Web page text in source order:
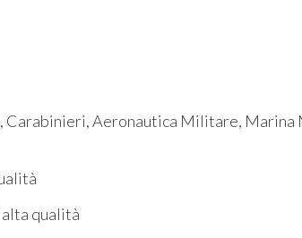
Carabinieri, Aeronautica Militare,
alta qualità